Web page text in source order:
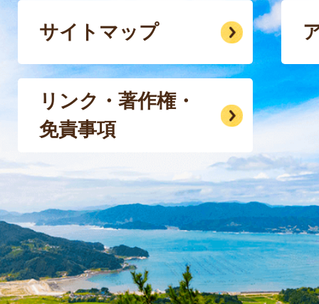
サイトマップ
リンク・著作権・
免責事項